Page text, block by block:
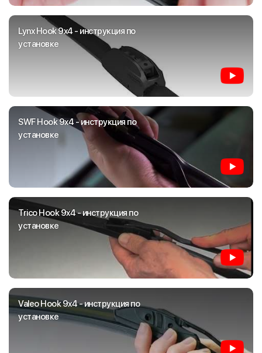
Lynx Hook 9x4 - инструкция по
установке
SWF Hook 9x4 - инструкция по
установке
Trico Hook 9x4 - инструкция по
установке
Valeo Hook 9x4 - инструкция по
установке